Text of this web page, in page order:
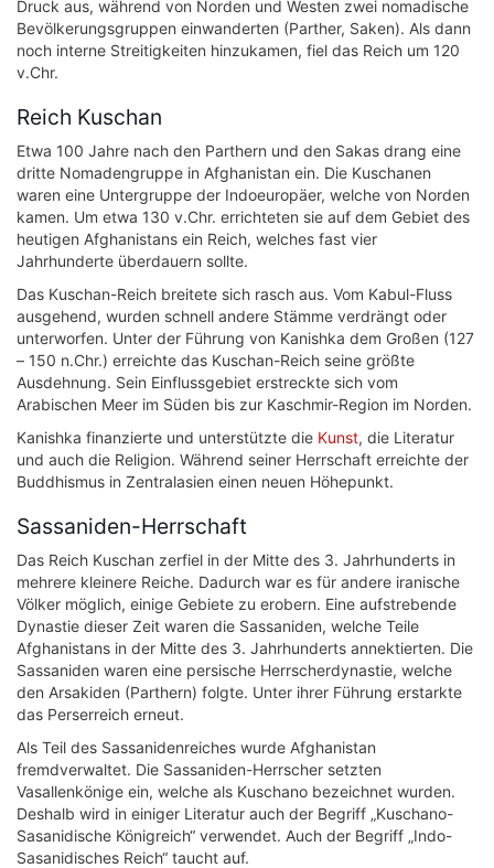
Druck aus, während von Norden und Westen zwei nomadische
Bevölkerungsgruppen einwanderten (Parther, Saken). Als dann
noch interne Streitigkeiten hinzukamen, fiel das Reich um 120
v.Chr.
Reich Kuschan
Etwa 100 Jahre nach den Parthern und den Sakas drang eine
dritte Nomadengruppe in Afghanistan ein. Die Kuschanen
waren eine Untergruppe der Indoeuropäer, welche von Norden
kamen. Um etwa 130 v.Chr. errichteten sie auf dem Gebiet des
heutigen Afghanistans ein Reich, welches fast vier
Jahrhunderte überdauern sollte.
Das Kuschan-Reich breitete sich rasch aus. Vom Kabul-Fluss
ausgehend, wurden schnell andere Stämme verdrängt oder
unterworfen. Unter der Führung von Kanishka dem Großen (127
– 150 n.Chr.) erreichte das Kuschan-Reich seine größte
Ausdehnung. Sein Einflussgebiet erstreckte sich vom
Arabischen Meer im Süden bis zur Kaschmir-Region im Norden.
Kanishka finanzierte und unterstützte die Kunst, die Literatur
und auch die Religion. Während seiner Herrschaft erreichte der
Buddhismus in Zentralasien einen neuen Höhepunkt.
Sassaniden-Herrschaft
Das Reich Kuschan zerfiel in der Mitte des 3. Jahrhunderts in
mehrere kleinere Reiche. Dadurch war es für andere iranische
Völker möglich, einige Gebiete zu erobern. Eine aufstrebende
Dynastie dieser Zeit waren die Sassaniden, welche Teile
Afghanistans in der Mitte des 3. Jahrhunderts annektierten. Die
Sassaniden waren eine persische Herrscherdynastie, welche
den Arsakiden (Parthern) folgte. Unter ihrer Führung erstarkte
das Perserreich erneut.
Als Teil des Sassanidenreiches wurde Afghanistan
fremdverwaltet. Die Sassaniden-Herrscher setzten
Vasallenkönige ein, welche als Kuschano bezeichnet wurden.
Deshalb wird in einiger Literatur auch der Begriff „Kuschano-
Sasanidische Königreich“ verwendet. Auch der Begriff „Indo-
Sasanidisches Reich“ taucht auf.